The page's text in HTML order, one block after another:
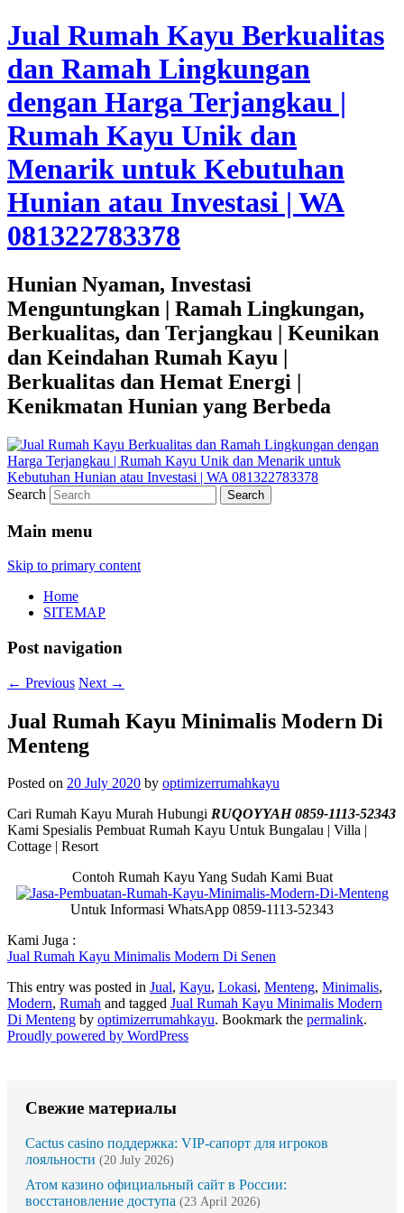
Jual Rumah Kayu Berkualitas
dan Ramah Lingkungan
dengan Harga Terjangkau |
Rumah Kayu Unik dan
Menarik untuk Kebutuhan
Hunian atau Investasi | WA
081322783378
Hunian Nyaman, Investasi
Menguntungkan | Ramah Lingkungan,
Berkualitas, dan Terjangkau | Keunikan
dan Keindahan Rumah Kayu |
Berkualitas dan Hemat Energi |
Kenikmatan Hunian yang Berbeda
Search
Main menu
Skip to primary content
Home
SITEMAP
Post navigation
← Previous Next →
Jual Rumah Kayu Minimalis Modern Di
Menteng
Posted on 20 July 2020 by optimizerrumahkayu
Cari Rumah Kayu Murah Hubungi RUQOYYAH 0859-1113-52343
Kami Spesialis Pembuat Rumah Kayu Untuk Bungalau | Villa |
Cottage | Resort
Contoh Rumah Kayu Yang Sudah Kami Buat
Untuk Informasi WhatsApp 0859-1113-52343
Kami Juga :
Jual Rumah Kayu Minimalis Modern Di Senen
This entry was posted in Jual, Kayu, Lokasi, Menteng, Minimalis,
Modern, Rumah and tagged Jual Rumah Kayu Minimalis Modern
Di Menteng by optimizerrumahkayu. Bookmark the permalink.
Proudly powered by WordPress
Свежие материалы
Cactus casino поддержка: VIP-сапорт для игроков
лояльности (20 July 2026)
Атом казино официальный сайт в России:
восстановление доступа (23 April 2026)